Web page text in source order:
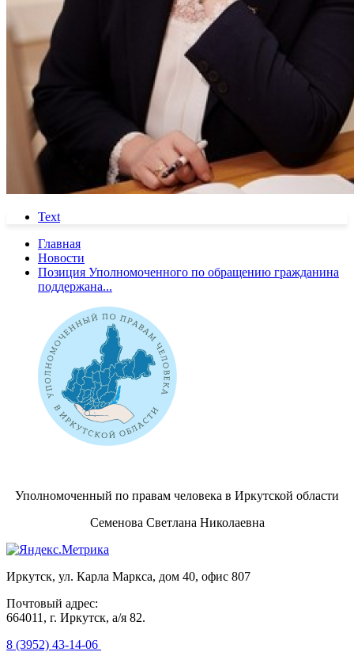
Text
Главная
Новости
Позиция Уполномоченного по обращению гражданина
поддержана...
Уполномоченный по правам человека в Иркутской области
Семенова Светлана Николаевна
Иркутск, ул. Карла Маркса, дом 40, офис 807
Почтовый адрес:
664011, г. Иркутск, а/я 82.
8 (3952) 43-14-06